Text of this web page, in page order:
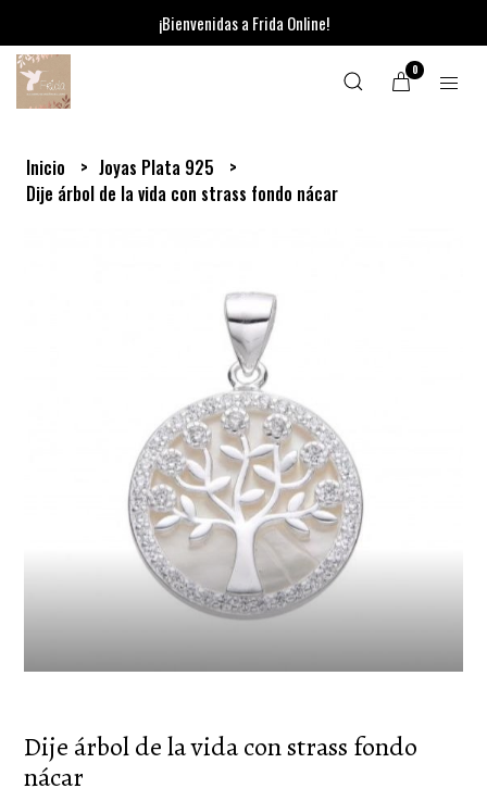
¡Bienvenidas a Frida Online!
0
Inicio
Joyas Plata 925
Dije árbol de la vida con strass fondo nácar
Dije árbol de la vida con strass fondo
nácar